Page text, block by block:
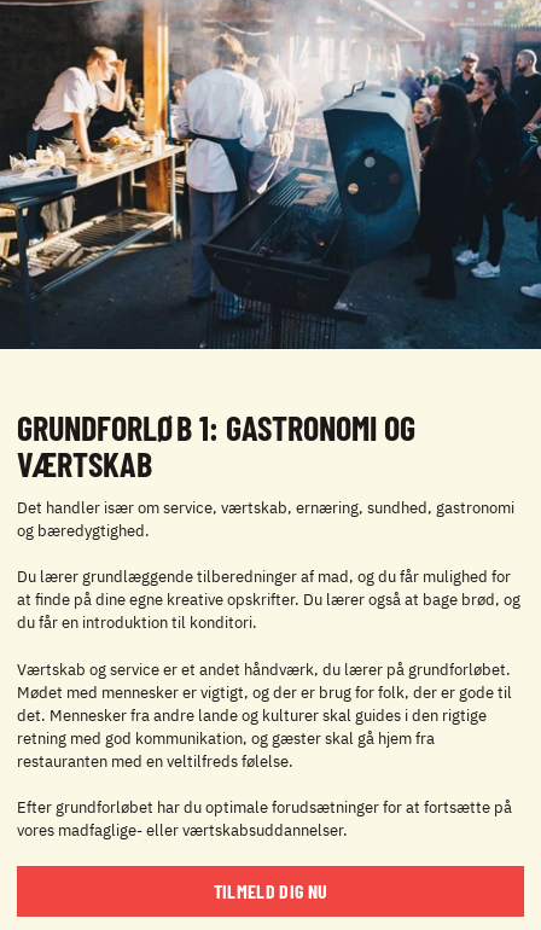
GRUNDFORLØB 1: GASTRONOMI OG
VÆRTSKAB
Det handler især om service, værtskab, ernæring, sundhed, gastronomi
og bæredygtighed.
Du lærer grundlæggende tilberedninger af mad, og du får mulighed for
at finde på dine egne kreative opskrifter. Du lærer også at bage brød, og
du får en introduktion til konditori.
Værtskab og service er et andet håndværk, du lærer på grundforløbet.
Mødet med mennesker er vigtigt, og der er brug for folk, der er gode til
det. Mennesker fra andre lande og kulturer skal guides i den rigtige
retning med god kommunikation, og gæster skal gå hjem fra
restauranten med en veltilfreds følelse.
Efter grundforløbet har du optimale forudsætninger for at fortsætte på
vores madfaglige- eller værtskabsuddannelser.
TILMELD DIG NU